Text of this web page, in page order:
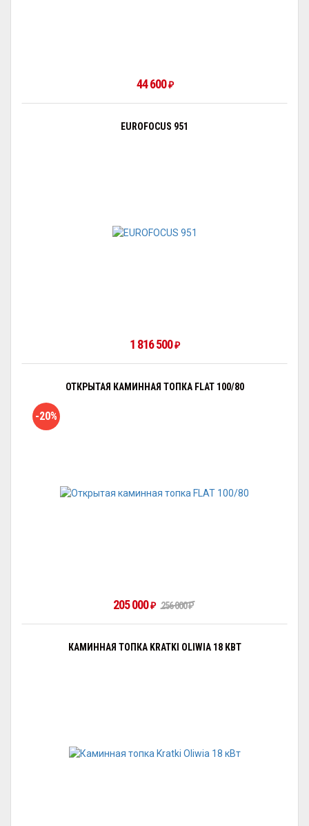
44 600₽
EUROFOCUS 951
1 816 500₽
ОТКРЫТАЯ КАМИННАЯ ТОПКА FLAT 100/80
-20%
205 000₽ 256 000₽
КАМИННАЯ ТОПКА KRATKI OLIWIA 18 КВТ